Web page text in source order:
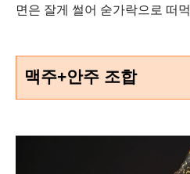
면은 잘게 썰어 숟가락으로 떠
맥주+안주 조합